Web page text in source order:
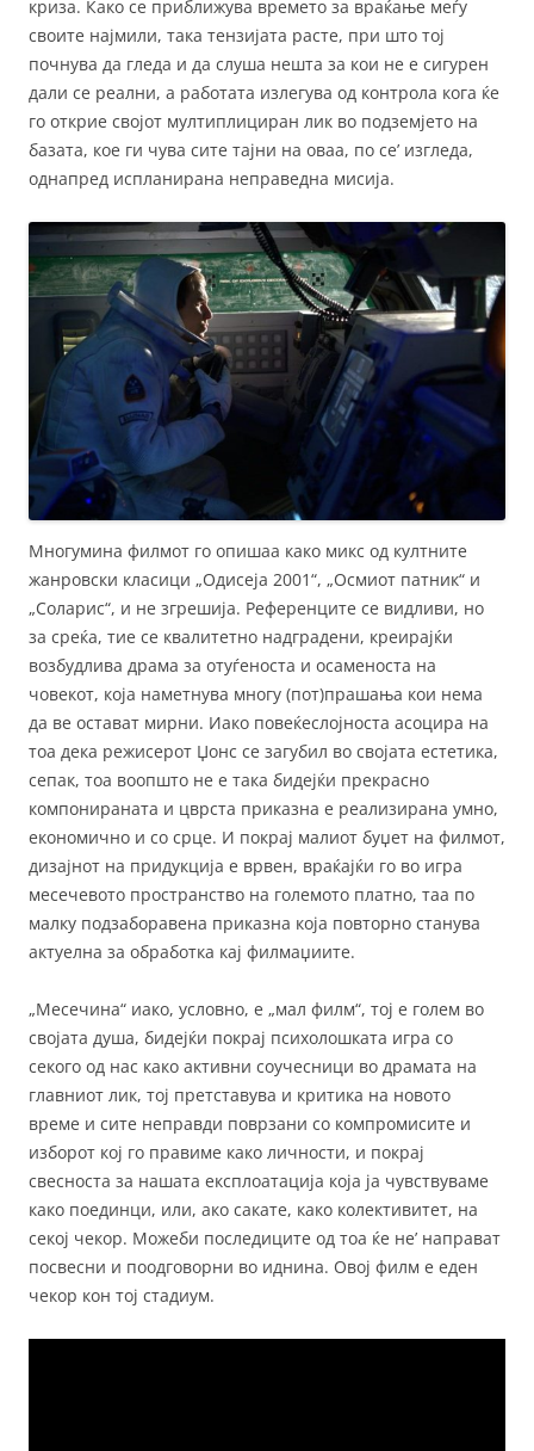
криза. Како се приближува времето за враќање меѓу
своите најмили, така тензијата расте, при што тој
почнува да гледа и да слуша нешта за кои не е сигурен
дали се реални, а работата излегува од контрола кога ќе
го открие својот мултиплициран лик во подземјето на
базата, кое ги чува сите тајни на оваа, по се’ изгледа,
однапред испланирана неправедна мисија.
Многумина филмот го опишаа како микс од култните
жанровски класици „Одисеја 2001“, „Осмиот патник“ и
„Соларис“, и не згрешија. Референците се видливи, но
за среќа, тие се квалитетно надградени, креирајќи
возбудлива драма за отуѓеноста и осаменоста на
човекот, која наметнува многу (пот)прашања кои нема
да ве остават мирни. Иако повеќеслојноста асоцира на
тоа дека режисерот Џонс се загубил во својата естетика,
сепак, тоа воопшто не е така бидејќи прекрасно
компонираната и цврста приказна е реализирана умно,
економично и со срце. И покрај малиот буџет на филмот,
дизајнот на придукција е врвен, враќајќи го во игра
месечевото пространство на големото платно, таа по
малку подзаборавена приказна која повторно станува
актуелна за обработка кај филмаџиите.
„Месечина“ иако, условно, е „мал филм“, тој е голем во
својата душа, бидејќи покрај психолошката игра со
секого од нас како активни соучесници во драмата на
главниот лик, тој претставува и критика на новото
време и сите неправди поврзани со компромисите и
изборот кој го правиме како личности, и покрај
свесноста за нашата експлоатација која ја чувствуваме
како поединци, или, ако сакате, како колективитет, на
секој чекор. Можеби последиците од тоа ќе не’ направат
посвесни и поодговорни во иднина. Овој филм е еден
чекор кон тој стадиум.